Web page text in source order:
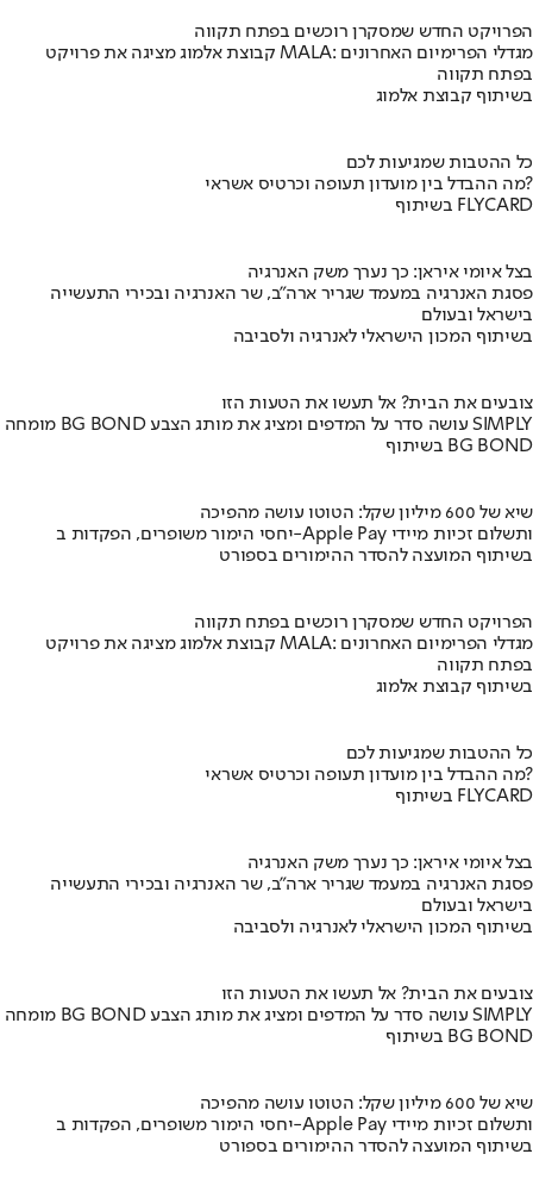
הפרויקט החדש שמסקרן רוכשים בפתח תקווה
קבוצת אלמוג מציגה את פרויקט MALA: מגדלי הפרימיום האחרונים
בפתח תקווה
בשיתוף קבוצת אלמוג
כל ההטבות שמגיעות לכם
מה ההבדל בין מועדון תעופה וכרטיס אשראי?
בשיתוף FLYCARD
בצל איומי איראן: כך נערך משק האנרגיה
פסגת האנרגיה במעמד שגריר ארה"ב, שר האנרגיה ובכירי התעשייה
בישראל ובעולם
בשיתוף המכון הישראלי לאנרגיה ולסביבה
צובעים את הבית? אל תעשו את הטעות הזו
מומחה BG BOND עושה סדר על המדפים ומציג את מותג הצבע SIMPLY
בשיתוף BG BOND
שיא של 600 מיליון שקל: הטוטו עושה מהפיכה
יחסי הימור משופרים, הפקדות ב-Apple Pay ותשלום זכיות מיידי
בשיתוף המועצה להסדר ההימורים בספורט
הפרויקט החדש שמסקרן רוכשים בפתח תקווה
קבוצת אלמוג מציגה את פרויקט MALA: מגדלי הפרימיום האחרונים
בפתח תקווה
בשיתוף קבוצת אלמוג
כל ההטבות שמגיעות לכם
מה ההבדל בין מועדון תעופה וכרטיס אשראי?
בשיתוף FLYCARD
בצל איומי איראן: כך נערך משק האנרגיה
פסגת האנרגיה במעמד שגריר ארה"ב, שר האנרגיה ובכירי התעשייה
בישראל ובעולם
בשיתוף המכון הישראלי לאנרגיה ולסביבה
צובעים את הבית? אל תעשו את הטעות הזו
מומחה BG BOND עושה סדר על המדפים ומציג את מותג הצבע SIMPLY
בשיתוף BG BOND
שיא של 600 מיליון שקל: הטוטו עושה מהפיכה
יחסי הימור משופרים, הפקדות ב-Apple Pay ותשלום זכיות מיידי
בשיתוף המועצה להסדר ההימורים בספורט